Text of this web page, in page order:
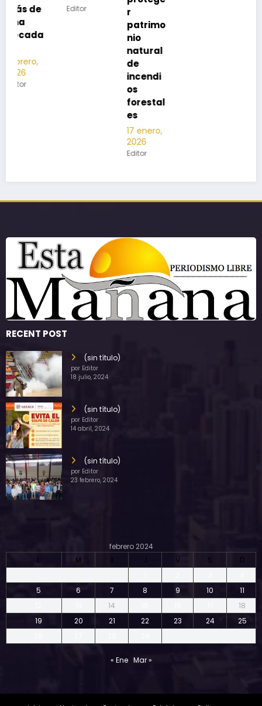
Editor
r
RECENT POST
(sin título)
por Editor
18 julio, 2024
(sin título)
por Editor
14 abril, 2024
(sin título)
por Editor
23 febrero, 2024
febrero 2024
L
M X J V S
D
5
6 7 8 9 10
11
14
18
19
20 21 22 23 24
25
« Ene Mar »